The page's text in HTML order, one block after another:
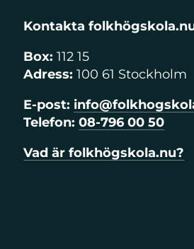
Kontakta
Box:112 15
Adress: 100 61 Stockholm
E-post:
Telefon: 08-796 00 50
Vad är folkhögskola.nu?